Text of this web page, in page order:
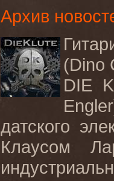
Архив
(Dino
DIE
датского
Клаусом